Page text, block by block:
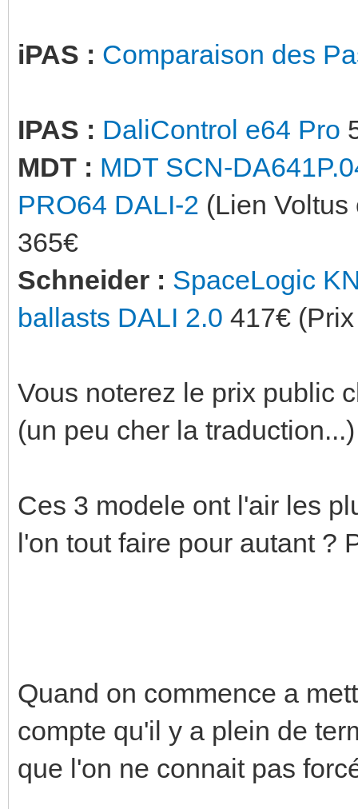
iPAS : Comparaison des
IPAS : DaliControl e64 Pro
MDT : MDT SCN-
PRO64 DALI-2 (Lien
365€
Schneider : SpaceLogic
ballasts DALI 2.0 417€
Vous noterez le prix public
(un peu cher la traduction...)
Ces 3 modele ont l'air les
l'on tout faire pour autant ?
Quand on commence a
compte qu'il y a plein de
que l'on ne connait pas